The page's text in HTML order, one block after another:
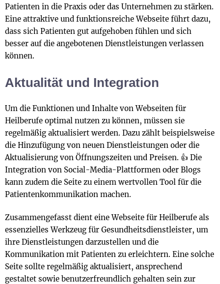
Patienten in die Praxis oder das Unternehmen zu stärken.
Eine attraktive und funktionsreiche Webseite führt dazu,
dass sich Patienten gut aufgehoben fühlen und sich
besser auf die angebotenen Dienstleistungen verlassen
können.
Aktualität und Integration
Um die Funktionen und Inhalte von Webseiten für
Heilberufe optimal nutzen zu können, müssen sie
regelmäßig aktualisiert werden. Dazu zählt beispielsweise
die Hinzufügung von neuen Dienstleistungen oder die
Aktualisierung von Öffnungszeiten und Preisen. 👍 Die
Integration von Social-Media-Plattformen oder Blogs
kann zudem die Seite zu einem wertvollen Tool für die
Patientenkommunikation machen.
Zusammengefasst dient eine Webseite für Heilberufe als
essenzielles Werkzeug für Gesundheitsdienstleister, um
ihre Dienstleistungen darzustellen und die
Kommunikation mit Patienten zu erleichtern. Eine solche
Seite sollte regelmäßig aktualisiert, ansprechend
gestaltet sowie benutzerfreundlich gehalten sein zur